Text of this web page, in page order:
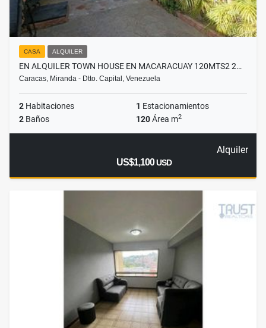
CASA ALQUILER
EN ALQUILER TOWN HOUSE EN MACARACUAY 120MTS2 2…
Caracas, Miranda - Dtto. Capital, Venezuela
2 Habitaciones 1 Estacionamientos
2 Baños 120Área m2
Alquiler
US$1,100USD